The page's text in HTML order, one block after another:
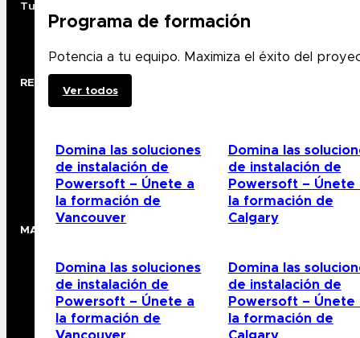
Programa de formación
Potencia a tu equipo. Maximiza el éxito del
Ver todos
Domina las soluciones
de instalación de
Powersoft – Únete a
la formación de
Vancouver
Domina las
de instalación de
Powersoft – Únete
la formación de
Calgary
Domina las soluciones
de instalación de
Powersoft – Únete a
la formación de
Domina las
de instalación de
Powersoft – Únete
la formación de
Tu principal socio distribuidor en Norteamérica
RECURSOS
Ferias comerciales
Sala de exposiciones
MARCAS
Audio
Iluminación
Vídeo
Inalámbrico